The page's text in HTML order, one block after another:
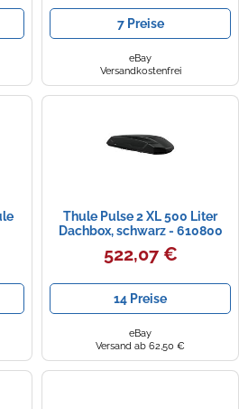
7 Preise
eBay
Versandkostenfrei
Thule Pulse 2 XL 500 Liter
Dachbox, schwarz - 610800
522,07 €
14 Preise
eBay
Versand ab 62,50 €